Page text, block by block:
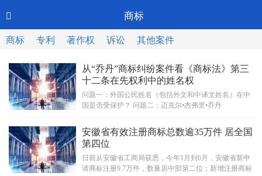
CN-中文
 商标
商标 专利 著作权 诉讼 其他案件
从“乔丹”商标纠纷案件看《商标法》第三
十二条在先权利中的姓名权
问题一：外国公民姓名（包括外文和中译文姓名）在中
国是否受保护？ 问题二：迈克尔•杰弗里•乔丹
安徽省有效注册商标总数逾35万件 居全国
第四位
日前从安徽省工商局获悉，今年1月到6月，安徽省新申
请商标注册9.7万件，数量居中部第二位；新增注册商标